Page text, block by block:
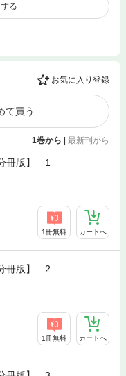
る
お気に入り登録
て買う
1巻から | 最新刊から
冊版】 1
1冊無料 カートへ
冊版】 2
1冊無料 カートへ